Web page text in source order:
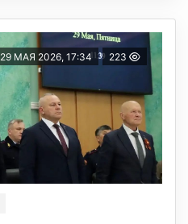
29 МАЯ 2026, 17:34 223